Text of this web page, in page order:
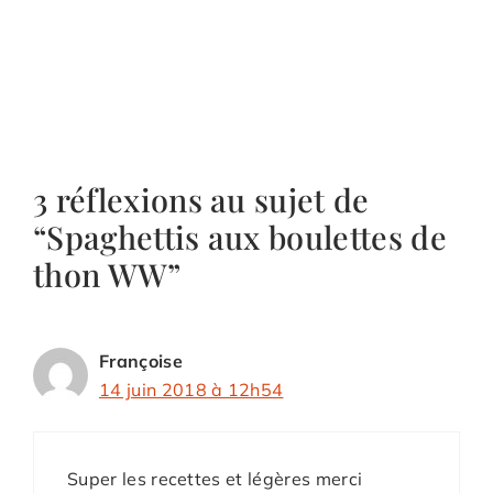
3 réflexions au sujet de
“Spaghettis aux boulettes de
thon WW”
Françoise
14 juin 2018 à 12h54
Super les recettes et légères merci